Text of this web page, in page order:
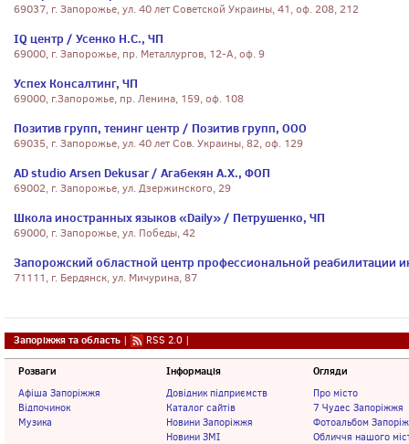
69037, г. Запорожье, ул. 40 лет Советской Украины, 41, оф. 208, 212
IQ центр / Усенко Н.С., ЧП
69000, г. Запорожье, пр. Металлургов, 12-А, оф. 9
Успех Консалтинг, ЧП
69000, г.Запорожье, пр. Ленина, 159, оф. 108
Позитив групп, тенинг центр / Позитив групп, ООО
69035, г. Запорожье, ул. 40 лет Сов. Украины, 82, оф. 129
AD studio Arsen Dekusar / Агабекян А.Х., ФОП
69002, г. Запорожье, ул. Дзержинского, 29
Школа иностранных языков «Daily» / Петрушенко, ЧП
69000, г. Запорожье, ул. Победы, 42
Запорожский областной центр профессиональной реабилитации
71111, г. Бердянск, ул. Мичурина, 87
Запоріжжя та область | RSS 2.0 |
Розваги
Афіша Запоріжжя
Відпочинок
Музика
Інформація
Довідник підприємств
Каталог сайтів
Новини Запоріжжя
Новини ЗМІ
Огляди
Про місто
7 Чудес Запоріжжя
Фотоальбом
Обличчя нашого